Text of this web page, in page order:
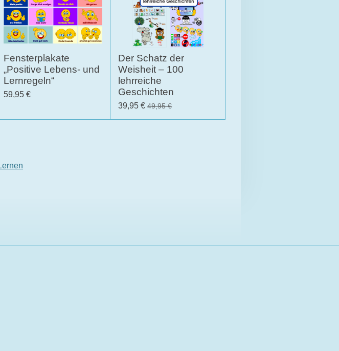
Fensterplakate
„Positive Lebens- und
Lernregeln“
59,95 €
Der Schatz der
Weisheit – 100
lehrreiche
Geschichten
39,95 € 49,95 €